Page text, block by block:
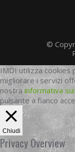
©
IMDI utilizza
migliorare i servizi
nostrainformativa
pulsante a fianco
Chiudi
Privacy Overview